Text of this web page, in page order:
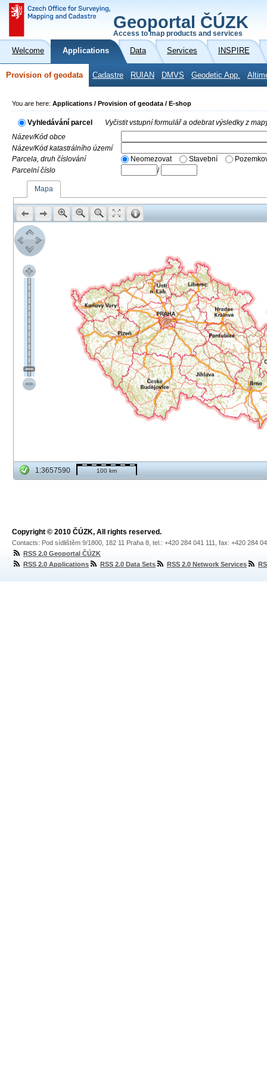
Geoportal ČÚZK
Access to map products and services
Welcome Applications Data Services INSPIRE
Provision of geodata Cadastre RUIAN DMVS Geodetic App.
You are here: Applications / Provision of geodata / E-shop
Vyhledávání parcel
Vyčistit vstupní formulář a odebrat výsledky z
Název/Kód obce
Název/Kód katastrálního území
Parcela, druh číslování
Neomezovat Stavební
Parcelní číslo
/
Mapa
1:3657590 100 km
Copyright © 2010 ČÚZK, All rights reserved.
Contacts: Pod sídlištěm 9/1800, 182 11 Praha 8, tel.: +420 284 041 111, fax: +420 284
RSS 2.0 Geoportal ČÚZK
RSS 2.0 Applications
RSS 2.0 Data Sets RSS 2.0 Network Services